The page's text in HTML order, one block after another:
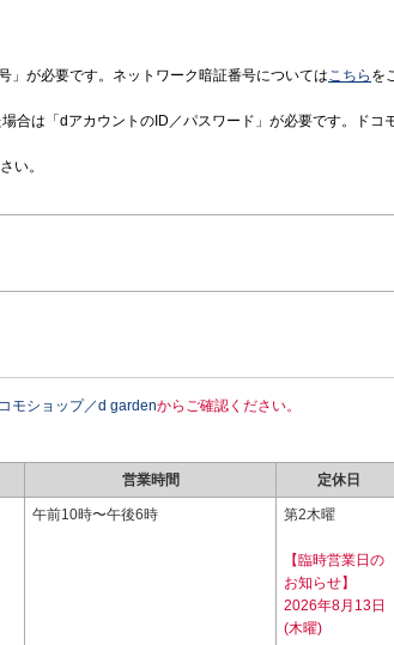
」が必要です。ネットワーク暗証番号についてはこちら を
合は「dアカウントのID／パスワード」が必要です。ドコ
い。
モショップ／d gardenからご確認ください。
営業時間 定休日
午前10時〜午後6時 第2木曜
【臨時営業日の
お知らせ】
2026年8月13日
(木曜)